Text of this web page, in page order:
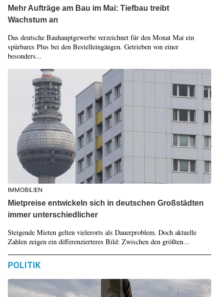
Mehr Aufträge am Bau im Mai: Tiefbau treibt
Wachstum an
Das deutsche Bauhauptgewerbe verzeichnet für den Monat Mai ein
spürbares Plus bei den Bestelleingängen. Getrieben von einer
besonders...
IMMOBILIEN
Mietpreise entwickeln sich in deutschen Großstädten
immer unterschiedlicher
Steigende Mieten gelten vielerorts als Dauerproblem. Doch aktuelle
Zahlen zeigen ein differenzierteres Bild: Zwischen den größten...
POLITIK